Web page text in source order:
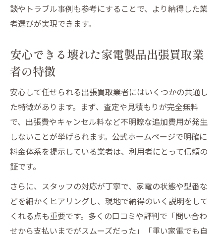
談やトラブル事例も参考にすることで、より納得した業
者選びが実現できます。
安心できる壊れた家電製品出張買取業
者の特徴
安心して任せられる出張買取業者にはいくつかの共通し
た特徴があります。まず、査定や見積もりが完全無料
で、出張費やキャンセル料など不明瞭な追加費用が発生
しないことが挙げられます。公式ホームページで明確に
料金体系を提示している業者は、利用者にとって信頼の
証です。
さらに、スタッフの対応が丁寧で、家電の状態や型番な
どを細かくヒアリングし、現地で納得のいく説明をして
くれる点も重要です。多くの口コミや評判で「問い合わ
せから支払いまでがスムーズだった」「重い家電でも自